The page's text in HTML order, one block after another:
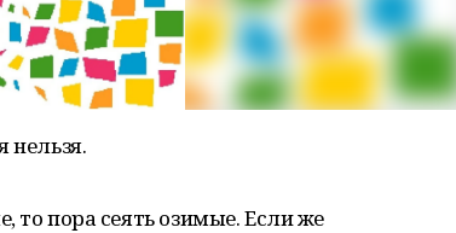
нельзя.
то пора сеять озимые. Если же